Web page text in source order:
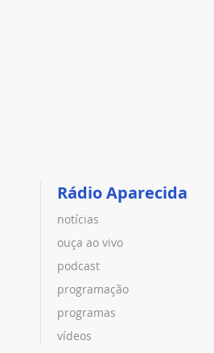
Rádio Aparecida
notícias
ouça ao vivo
podcast
programação
programas
vídeos